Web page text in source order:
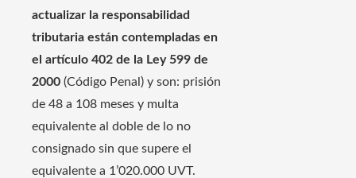
actualizar la responsabilidad
tributaria están contempladas en
el artículo 402 de la Ley 599 de
2000 (Código Penal) y son: prisión
de 48 a 108 meses y multa
equivalente al doble de lo no
consignado sin que supere el
equivalente a 1’020.000 UVT.